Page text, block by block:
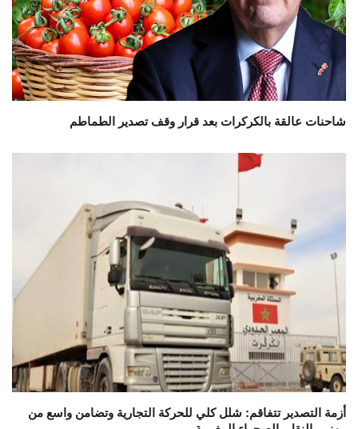
شاحنات عالقة بالكركرات بعد قرار وقف تصدير الطماطم
أزمة التصدير تتفاقم: شلل كلي للحركة التجارية وتضامن واسع من